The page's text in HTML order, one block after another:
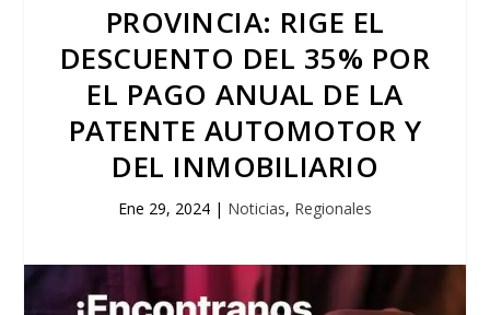
PROVINCIA: RIGE EL
DESCUENTO DEL 35% POR
EL PAGO ANUAL DE LA
PATENTE AUTOMOTOR Y
DEL INMOBILIARIO
Ene 29, 2024 | Noticias, Regionales